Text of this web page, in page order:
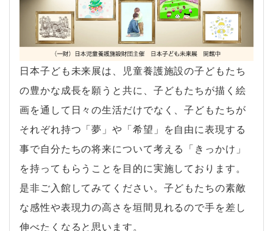
日本子ども未来展は、児童養護施設の子どもたち
の豊かな成長を願うと共に、子どもたちが描く絵
画を通して日々の生活だけでなく、子どもたちが
それぞれ持つ「夢」や「希望」を自由に表現する
事で自分たちの将来について考える「きっかけ」
を持ってもらうことを目的に実施しております。
是非ご入館してみてください。子どもたちの素敵
な感性や表現力の高さを垣間見れるので手を差し
伸べたくなると思います。